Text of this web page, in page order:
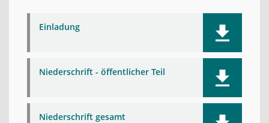
Einladung
Niederschrift - öffentlicher Teil
Niederschrift gesamt